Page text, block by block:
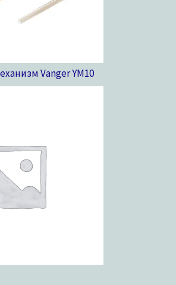
Vanger YM10